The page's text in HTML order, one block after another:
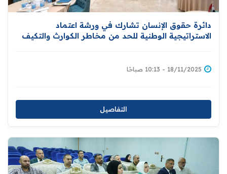
دائرة حقوق الإنسان تشارك في ورشة اعتماد
الاستراتيجية الوطنية للحد من مخاطر الكوارث والتكيف
18/11/2025 - 10:13 صباحًا
التفاصيل